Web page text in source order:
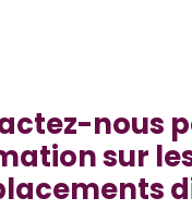
nous
sur